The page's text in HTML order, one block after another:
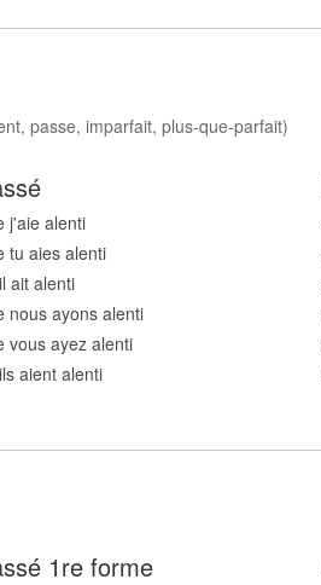
passe, imparfait, plus-que-parfait)
j'aie alenti
tu aies alenti
ait alenti
nous ayons alenti
vous ayez alenti
aient alenti
1re forme